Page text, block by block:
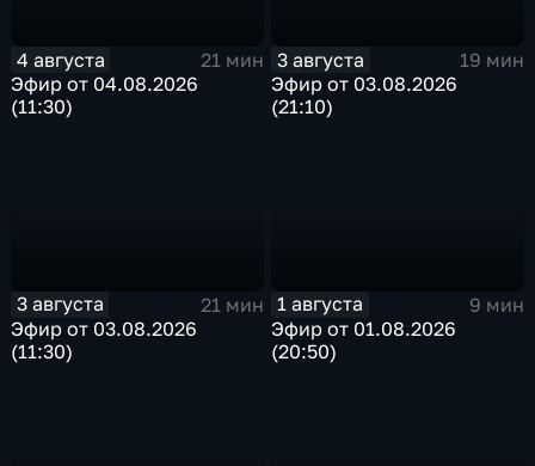
4 августа
21 мин
Эфир от 04.08.2026
(11:30)
3 августа
19 мин
Эфир от 03.08.2026
(21:10)
3 августа
21 мин
Эфир от 03.08.2026
(11:30)
1 августа
9 мин
Эфир от 01.08.2026
(20:50)